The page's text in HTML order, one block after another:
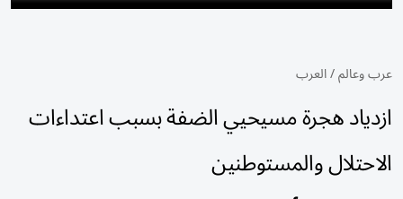
عرب وعالم/العرب
ازدياد هجرة مسيحيي الضفة بسبب اعتداءات
الاحتلال والمستوطنين